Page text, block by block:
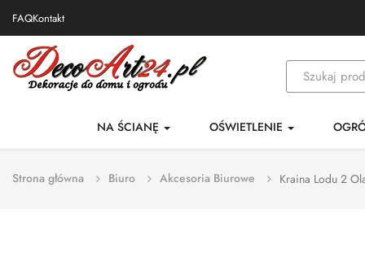
FAQKontakt
NA ŚCIANĘ OŚWIETLENIE
Strona główna Biuro Akcesoria Biurowe Kraina Lodu 2